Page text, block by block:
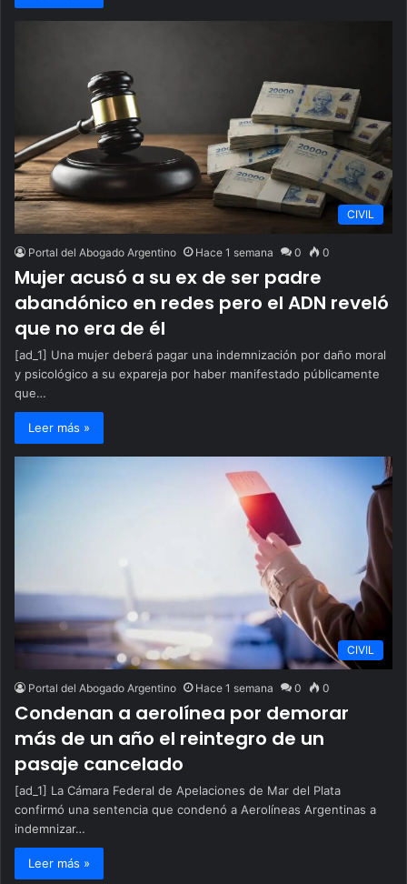
CIVIL
Portal del Abogado Argentino Hace 1 semana 0 0
Mujer acusó a su ex de ser padre
abandónico en redes pero el ADN reveló
que no era de él
[ad_1] Una mujer deberá pagar una indemnización por daño moral
y psicológico a su expareja por haber manifestado públicamente
que…
Leer más »
CIVIL
Portal del Abogado Argentino Hace 1 semana 0 0
Condenan a aerolínea por demorar
más de un año el reintegro de un
pasaje cancelado
[ad_1] La Cámara Federal de Apelaciones de Mar del Plata
confirmó una sentencia que condenó a Aerolíneas Argentinas a
indemnizar…
Leer más »